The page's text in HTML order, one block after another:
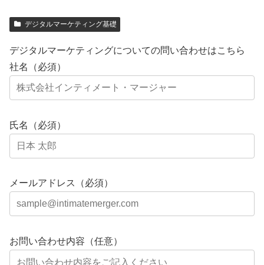
デジタルマーケティング基礎
デジタルマーケティングについての問い合わせはこちら
社名（必須）
氏名（必須）
メールアドレス（必須）
お問い合わせ内容（任意）